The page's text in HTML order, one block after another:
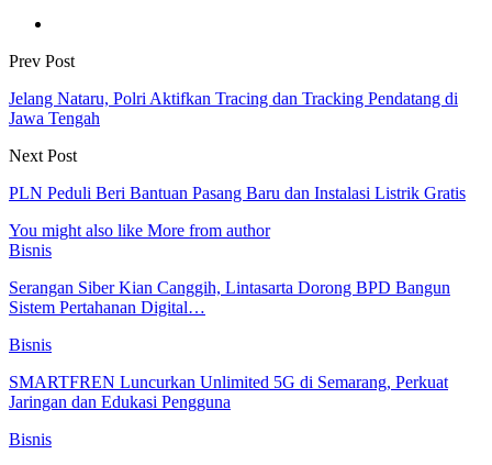
Prev Post
Jelang Nataru, Polri Aktifkan Tracing dan Tracking Pendatang di
Jawa Tengah
Next Post
PLN Peduli Beri Bantuan Pasang Baru dan Instalasi Listrik Gratis
You might also like More from author
Bisnis
Serangan Siber Kian Canggih, Lintasarta Dorong BPD Bangun
Sistem Pertahanan Digital…
Bisnis
SMARTFREN Luncurkan Unlimited 5G di Semarang, Perkuat
Jaringan dan Edukasi Pengguna
Bisnis